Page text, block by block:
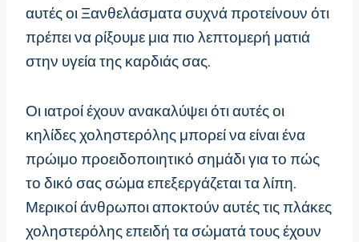
αυτές οι Ξανθελάσματα συχνά προτείνουν ότι
πρέπει να ρίξουμε μια πιο λεπτομερή ματιά
στην υγεία της καρδιάς σας.
Οι ιατροί έχουν ανακαλύψει ότι αυτές οι
κηλίδες χοληστερόλης μπορεί να είναι ένα
πρώιμο προειδοποιητικό σημάδι για το πώς
το δικό σας σώμα επεξεργάζεται τα λίπη.
Μερικοί άνθρωποι αποκτούν αυτές τις πλάκες
χοληστερόλης επειδή τα σώματά τους έχουν